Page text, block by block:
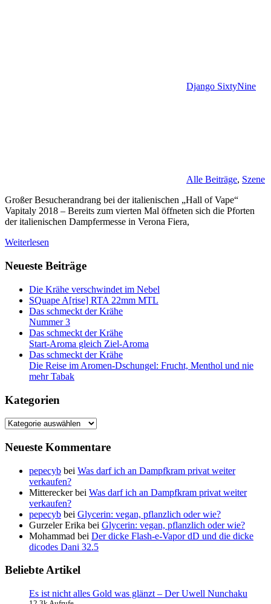
Django SixtyNine
Alle Beiträge, Szene
Großer Besucherandrang bei der italienischen „Hall of Vape“
Vapitaly 2018 – Bereits zum vierten Mal öffneten sich die Pforten
der italienischen Dampfermesse in Verona Fiera,
Weiterlesen
Neueste Beiträge
Die Krähe verschwindet im Nebel
SQuape A[rise] RTA 22mm MTL
Das schmeckt der Krähe
Nummer 3
Das schmeckt der Krähe
Start-Aroma gleich Ziel-Aroma
Das schmeckt der Krähe
Die Reise im Aromen-Dschungel: Frucht, Menthol und nie
mehr Tabak
Kategorien
Kategorien
Neueste Kommentare
pepecyb bei Was darf ich an Dampfkram privat weiter
verkaufen?
Mittereckerbei Was darf ich an Dampfkram privat weiter
verkaufen?
pepecyb bei Glycerin: vegan, pflanzlich oder wie?
Gurzeler Erika bei Glycerin: vegan, pflanzlich oder wie?
Mohammad bei Der dicke Flash-e-Vapor dD und die dicke
dicodes Dani 32.5
Beliebte Artikel
Es ist nicht alles Gold was glänzt – Der Uwell Nunchaku